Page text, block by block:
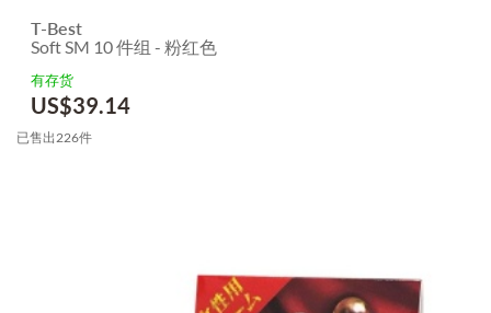
T-Best
Soft SM 10 件组 - 粉红色
有存货
US$39.14
已售出226件